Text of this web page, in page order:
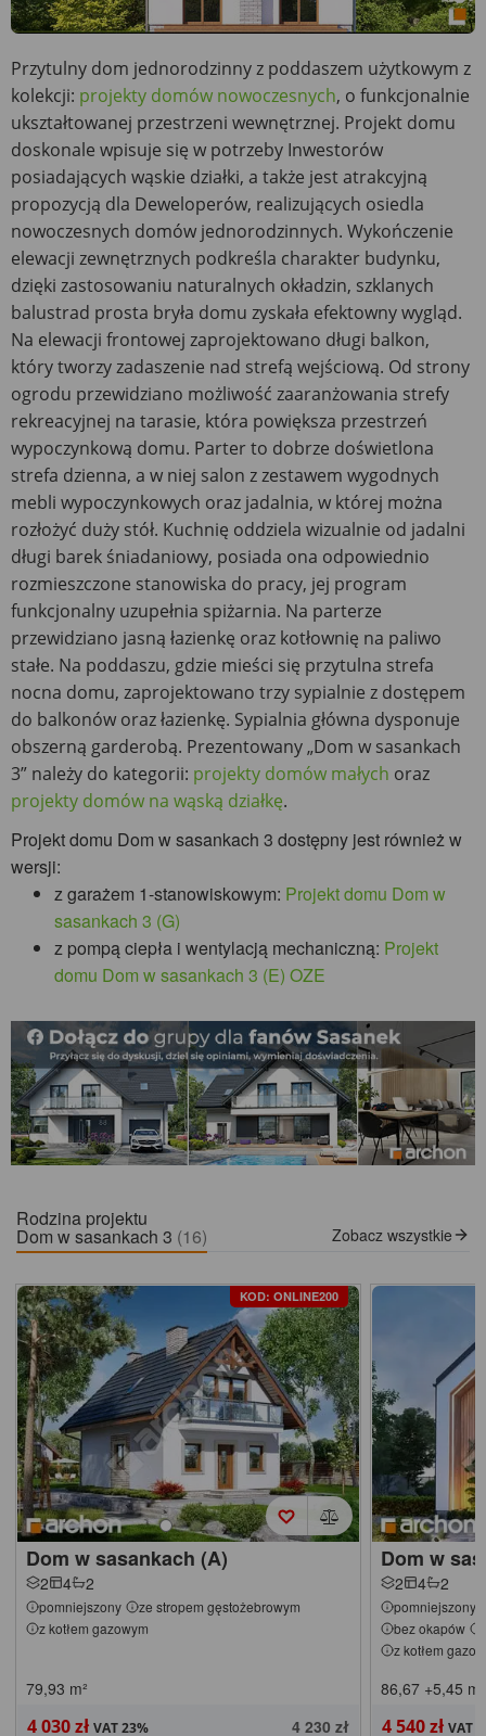
Przytulny dom jednorodzinny z poddaszem użytkowym z
kolekcji: projekty domów nowoczesnych, o funkcjonalnie
ukształtowanej przestrzeni wewnętrznej. Projekt domu
doskonale wpisuje się w potrzeby Inwestorów
posiadających wąskie działki, a także jest atrakcyjną
propozycją dla Deweloperów, realizujących osiedla
nowoczesnych domów jednorodzinnych. Wykończenie
elewacji zewnętrznych podkreśla charakter budynku,
dzięki zastosowaniu naturalnych okładzin, szklanych
balustrad prosta bryła domu zyskała efektowny wygląd.
Na elewacji frontowej zaprojektowano długi balkon,
który tworzy zadaszenie nad strefą wejściową. Od strony
ogrodu przewidziano możliwość zaaranżowania strefy
rekreacyjnej na tarasie, która powiększa przestrzeń
wypoczynkową domu. Parter to dobrze doświetlona
strefa dzienna, a w niej salon z zestawem wygodnych
mebli wypoczynkowych oraz jadalnia, w której można
rozłożyć duży stół. Kuchnię oddziela wizualnie od jadalni
długi barek śniadaniowy, posiada ona odpowiednio
rozmieszczone stanowiska do pracy, jej program
funkcjonalny uzupełnia spiżarnia. Na parterze
przewidziano jasną łazienkę oraz kotłownię na paliwo
stałe. Na poddaszu, gdzie mieści się przytulna strefa
nocna domu, zaprojektowano trzy sypialnie z dostępem
do balkonów oraz łazienkę. Sypialnia główna dysponuje
obszerną garderobą. Prezentowany „Dom w sasankach
3” należy do kategorii: projekty domów małych oraz
projekty domów na wąską działkę.
Projekt domu Dom w sasankach 3 dostępny jest również w
wersji:
z garażem 1-stanowiskowym: Projekt domu Dom w
sasankach 3 (G)
z pompą ciepła i wentylacją mechaniczną: Projekt
domu Dom w sasankach 3 (E) OZE
Rodzina projektu
Dom w sasankach 3 (16) Zobacz wszystkie
KOD: ONLINE200
Dom w sasankach (A)
2 4 2
pomniejszony
ze stropem gęstożebrowym
z kotłem gazowym
79,93 m²
4 030 zł 4 230 zł
Dom w
2 4 2
pomniejszony
bez okapów
z kotłem
86,67 +5,45 m²
4 540 zł